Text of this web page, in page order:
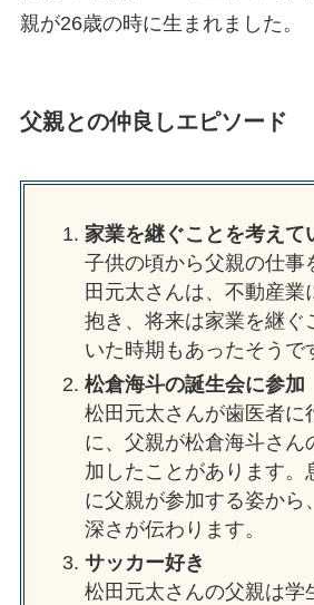
親が26歳の時に生まれました。
父親との仲良しエピソード
家業を継ぐことを考えて
子供の頃から父親の仕事
田元太さんは、不動産業
抱き、将来は家業を継ぐ
いた時期もあったそうで
松倉海斗の誕生会に参加
松田元太さんが歯医者に
に、父親が松倉海斗さん
加したことがあります。
に父親が参加する姿から
深さが伝わります。
サッカー好き
松田元太さんの父親は学